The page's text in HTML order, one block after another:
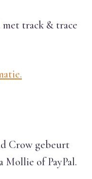
track & trace
Crow gebeurt
Mollie of PayPal.